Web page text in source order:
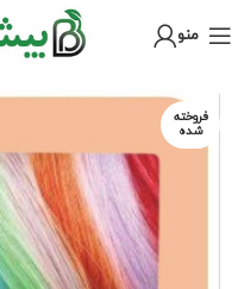
منو
فروخته
شده